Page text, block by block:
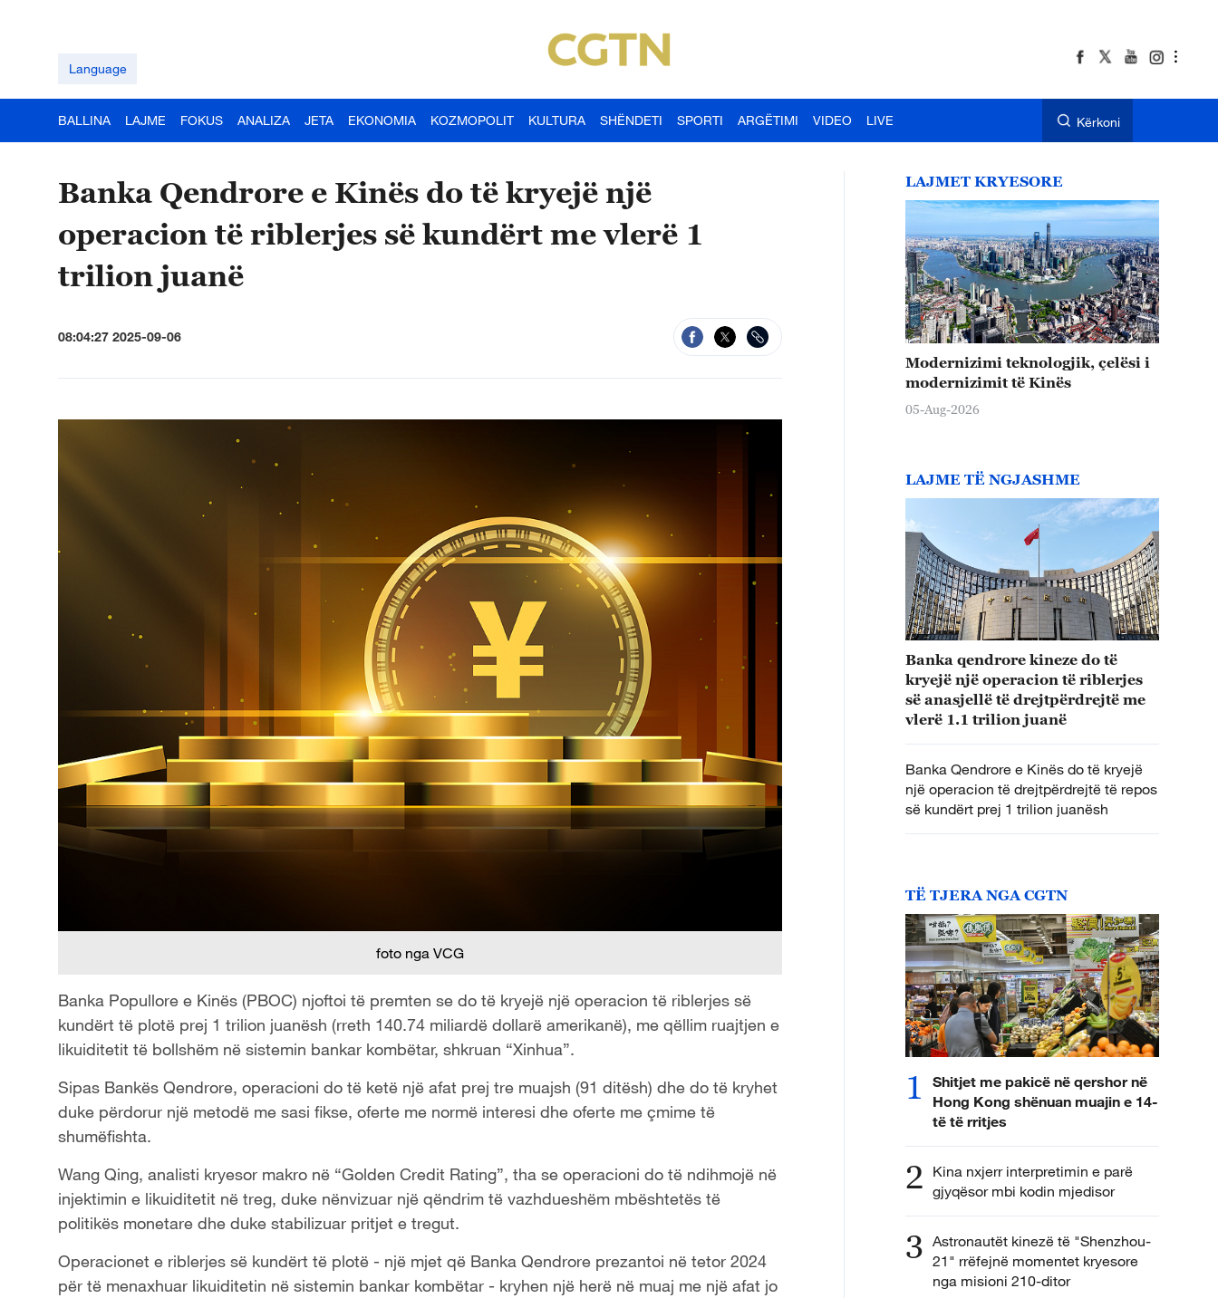
Language
BALLINA LAJME FOKUS ANALIZA JETA EKONOMIA KOZMOPOLIT KULTURA SHËNDETI SPORTI ARGËTIMI VIDEO LIVE Kërkoni
Banka Qendrore e Kinës do të kryejë një
operacion të riblerjes së kundërt me vlerë 1
trilion juanë
08:04:27 2025-09-06
foto nga VCG
Banka Popullore e Kinës (PBOC) njoftoi të premten se do të kryejë një operacion të riblerjes së
kundërt të plotë prej 1 trilion juanësh (rreth 140.74 miliardë dollarë amerikanë), me qëllim ruajtjen e
likuiditetit të bollshëm në sistemin bankar kombëtar, shkruan “Xinhua”.
Sipas Bankës Qendrore, operacioni do të ketë një afat prej tre muajsh (91 ditësh) dhe do të kryhet
duke përdorur një metodë me sasi fikse, oferte me normë interesi dhe oferte me çmime të
shumëfishta.
Wang Qing, analisti kryesor makro në “Golden Credit Rating”, tha se operacioni do të ndihmojë në
injektimin e likuiditetit në treg, duke nënvizuar një qëndrim të vazhdueshëm mbështetës të
politikës monetare dhe duke stabilizuar pritjet e tregut.
Operacionet e riblerjes së kundërt të plotë - një mjet që Banka Qendrore prezantoi në tetor 2024
për të menaxhuar likuiditetin në sistemin bankar kombëtar - kryhen një herë në muaj me një afat jo
LAJMET KRYESORE
Modernizimi teknologjik, çelësi i
modernizimit të Kinës
05-Aug-2026
LAJME TË NGJASHME
Banka qendrore kineze do të
kryejë një operacion të riblerjes
së anasjellë të drejtpërdrejtë me
vlerë 1.1 trilion juanë
Banka Qendrore e Kinës do të kryejë
një operacion të drejtpërdrejtë të repos
së kundërt prej 1 trilion juanësh
TË TJERA NGA CGTN
1
Shitjet me pakicë në qershor në
Hong Kong shënuan muajin e 14-
të të rritjes
2 Kina nxjerr interpretimin e parë
gjyqësor mbi kodin mjedisor
3 Astronautët kinezë të "Shenzhou-
21" rrëfejnë momentet kryesore
nga misioni 210-ditor